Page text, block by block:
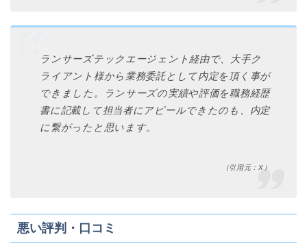
ランサーズテックエージェント経由で、大手ク
ライアント様から業務委託として内定を頂く事が
できました。ランサーズの実績や評価を職務経歴
書に記載して担当者にアピールできたのも、内定
に繋がったと思います。
（引用元：X）
悪い評判・口コミ